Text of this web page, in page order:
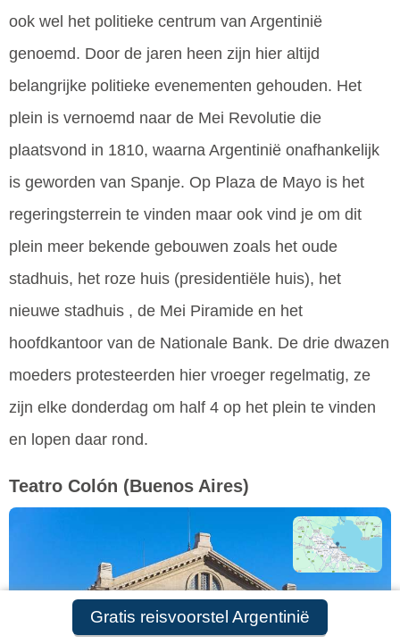
Gratis reisvoorstel Argentinië
ook wel het politieke centrum van Argentinië
genoemd. Door de jaren heen zijn hier altijd
belangrijke politieke evenementen gehouden. Het
plein is vernoemd naar de Mei Revolutie die
plaatsvond in 1810, waarna Argentinië onafhankelijk
is geworden van Spanje. Op Plaza de Mayo is het
regeringsterrein te vinden maar ook vind je om dit
plein meer bekende gebouwen zoals het oude
stadhuis, het roze huis (presidentiële huis), het
nieuwe stadhuis , de Mei Piramide en het
hoofdkantoor van de Nationale Bank. De drie dwazen
moeders protesteerden hier vroeger regelmatig, ze
zijn elke donderdag om half 4 op het plein te vinden
en lopen daar rond.
Teatro Colón (Buenos Aires)